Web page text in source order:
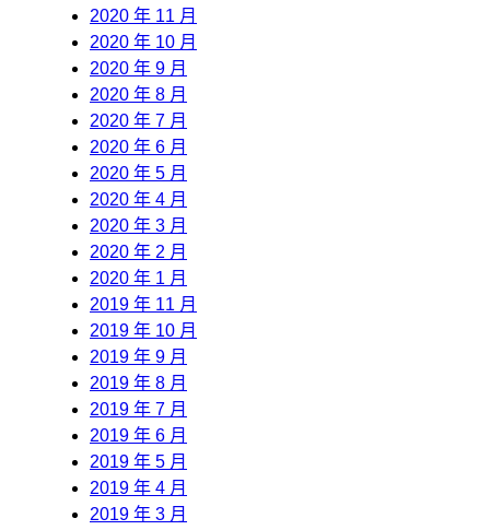
2020 年 11 月
2020 年 10 月
2020 年 9 月
2020 年 8 月
2020 年 7 月
2020 年 6 月
2020 年 5 月
2020 年 4 月
2020 年 3 月
2020 年 2 月
2020 年 1 月
2019 年 11 月
2019 年 10 月
2019 年 9 月
2019 年 8 月
2019 年 7 月
2019 年 6 月
2019 年 5 月
2019 年 4 月
2019 年 3 月